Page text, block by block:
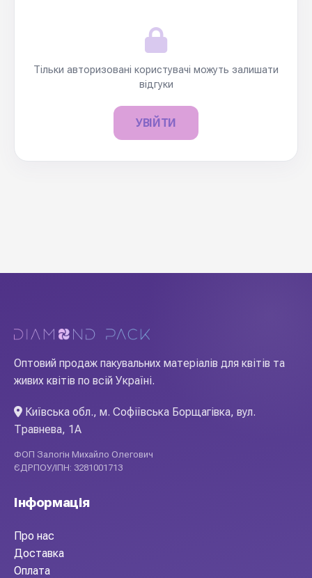
Тільки авторизовані користувачі можуть залишати
відгуки
УВІЙТИ
Оптовий продаж пакувальних матеріалів для квітів та
живих квітів по всій Україні.
Київська обл., м. Софіївська Борщагівка, вул.
Травнева, 1А
ФОП Залогін Михайло Олегович
ЄДРПОУ/ІПН: 3281001713
Інформація
Про нас
Доставка
Оплата